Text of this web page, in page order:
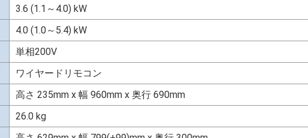
3.6 (1.1～4.0) kW
4.0 (1.0～5.4) kW
単相200V
ワイヤードリモコン
高さ 235mm x 幅 960mm x 奥行 690mm
26.0 kg